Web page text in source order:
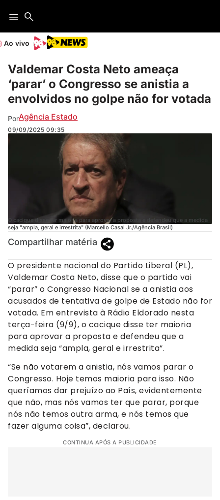
Ao vivo
Valdemar Costa Neto ameaça
‘parar’ o Congresso se anistia a
envolvidos no golpe não for votada
PorAgência Estado
09/09/2025 09:35
O cacique disse ter maioria para aprovar a proposta e defendeu que a medida
seja "ampla, geral e irrestrita" (Marcello Casal Jr./Agência Brasil)
Compartilhar matéria
O presidente nacional do Partido Liberal (PL),
Valdemar Costa Neto, disse que o partido vai
“parar” o Congresso Nacional se a anistia aos
acusados de tentativa de golpe de Estado não for
votada. Em entrevista à Rádio Eldorado nesta
terça-feira (9/9), o cacique disse ter maioria
para aprovar a proposta e defendeu que a
medida seja “ampla, geral e irrestrita”.
“Se não votarem a anistia, nós vamos parar o
Congresso. Hoje temos maioria para isso. Não
queríamos dar prejuízo ao País, evidentemente
que não, mas nós vamos ter que parar, porque
nós não temos outra arma, e nós temos que
fazer alguma coisa”, declarou.
CONTINUA APÓS A PUBLICIDADE